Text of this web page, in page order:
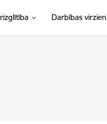
Darbības